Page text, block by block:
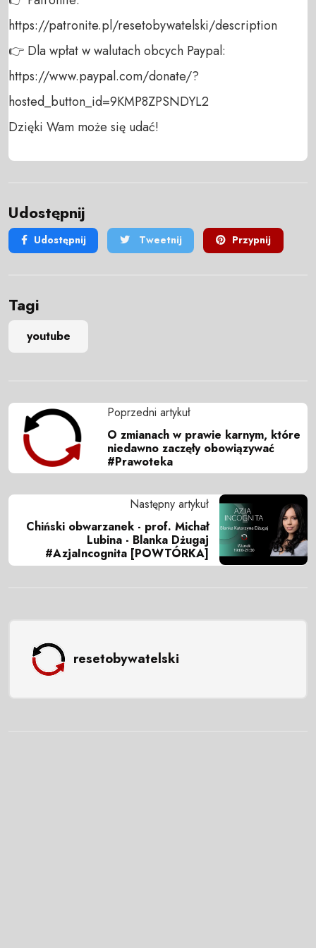
https://patronite.pl/resetobywatelski/description
👉 Dla wpłat w walutach obcych Paypal:
https://www.paypal.com/donate/?
hosted_button_id=9KMP8ZPSNDYL2
Dzięki Wam może się udać!
Udostępnij
Udostępnij Tweetnij Przypnij
Tagi
youtube
Poprzedni artykuł
O zmianach w prawie karnym, które
niedawno zaczęły obowiązywać
#Prawoteka
Następny artykuł
Chiński obwarzanek - prof. Michał
Lubina - Blanka Dżugaj
#AzjaIncognita [POWTÓRKA]
resetobywatelski